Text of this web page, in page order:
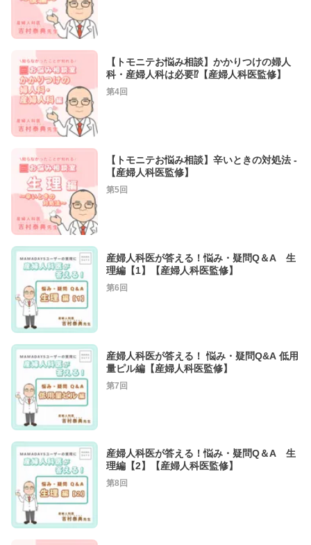
【トモニテお悩み相談】かかりつけの婦人
科・産婦人科は必要⁉︎【産婦人科医監修】
第4回
【トモニテお悩み相談】辛いときの対処法 -
【産婦人科医監修】
第5回
産婦人科医が答える！悩み・疑問Q＆A 生
理編【1】【産婦人科医監修】
第6回
産婦人科医が答える！ 悩み・疑問Q&A 低用
量ピル編【産婦人科医監修】
第7回
産婦人科医が答える！悩み・疑問Q＆A 生
理編【2】【産婦人科医監修】
第8回